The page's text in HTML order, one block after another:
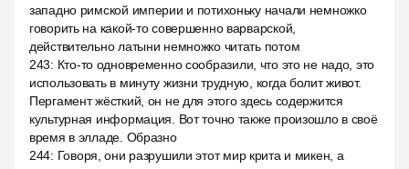
западно римской империи и потихоньку начали немножко
говорить на какой-то совершенно варварской,
действительно латыни немножко читать потом
243: Кто-то одновременно сообразили, что это не надо, это
использовать в минуту жизни трудную, когда болит живот.
Пергамент жёсткий, он не для этого здесь содержится
культурная информация. Вот точно также произошло в своё
время в элладе. Образно
244: Говоря, они разрушили этот мир крита и микен, а